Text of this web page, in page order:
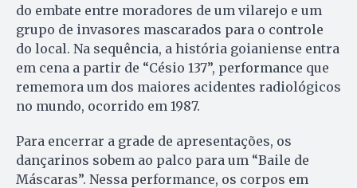
do embate entre moradores de um vilarejo e um
grupo de invasores mascarados para o controle
do local. Na sequência, a história goianiense entra
em cena a partir de “Césio 137”, performance que
rememora um dos maiores acidentes radiológicos
no mundo, ocorrido em 1987.
Para encerrar a grade de apresentações, os
dançarinos sobem ao palco para um “Baile de
Máscaras”. Nessa performance, os corpos em